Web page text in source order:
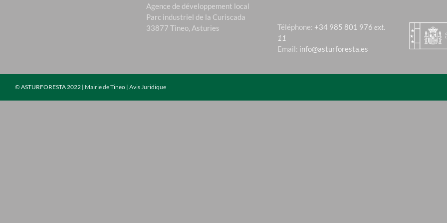
Agence de développement local
Parc industriel de la Curiscada
33877 Tineo, Asturies
Téléphone: +34 985 801 976ext.
11
Email: info@asturforesta.es
© ASTURFORESTA 2022 | Mairie de Tineo | Avis Juridique